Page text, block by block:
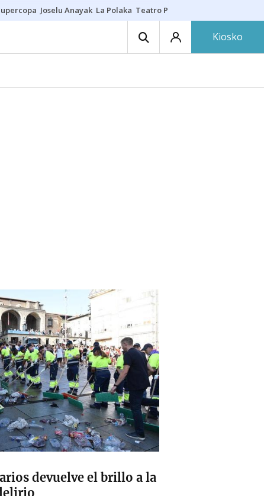
Joselu Anayak La Polaka Teatro Principal
Kiosko
devuelve el brillo a la